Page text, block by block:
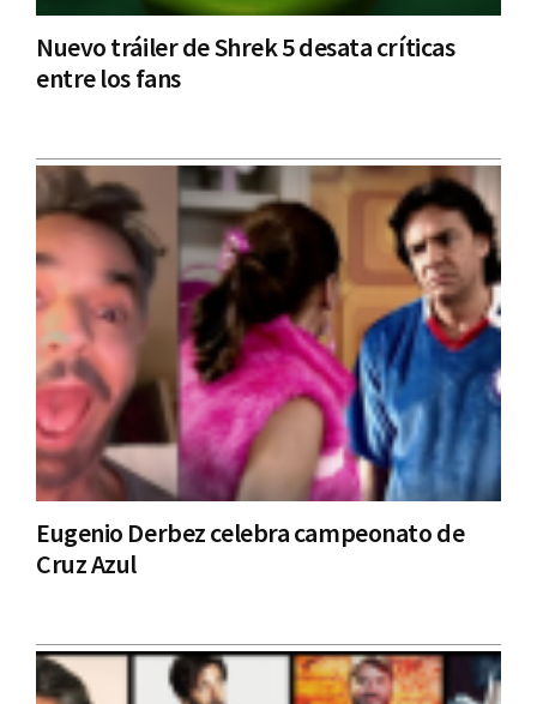
Nuevo tráiler de Shrek 5 desata críticas
entre los fans
Eugenio Derbez celebra campeonato de
Cruz Azul